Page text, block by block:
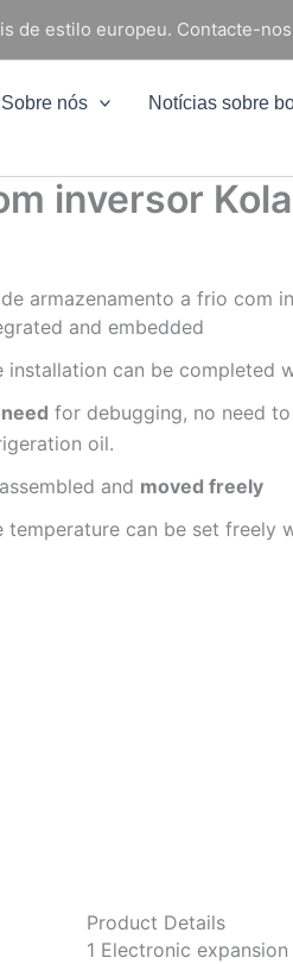
de estilo europeu. Contacte-
Sobre nós
Notícias sobre
inversor
armazenamento a frio com
and embedded
installation can be completed
for debugging, no need
oil.
and moved freely
temperature can be set freely
Product Details
1 Electronic